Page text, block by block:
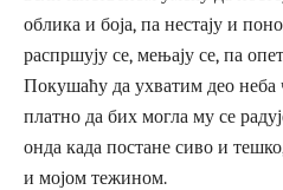
облика и боја, па нестају и
распршују се, мењају се, па
Покушаћу да ухватим део неба
платно да бих могла му се
онда када постане сиво и
и мојом тежином.